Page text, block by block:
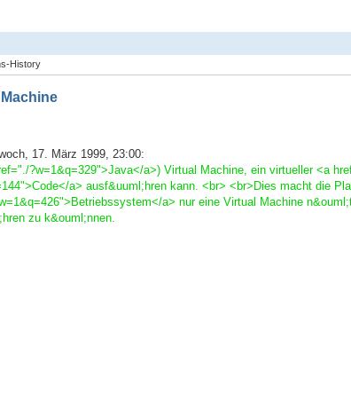
History
17. März 1999, 23:00:
?w=1&q=329">Java</a>) Virtual Machine, ein virtueller <a
a> ausf&uuml;hren kann. <br> <br>Dies macht die
a> nur eine Virtual Machine
zu k&ouml;nnen.